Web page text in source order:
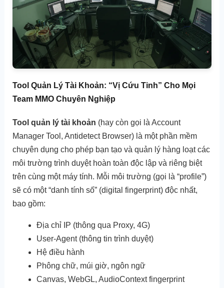
Tool Quản Lý Tài Khoản: “Vị Cứu Tinh” Cho Mọi
Team MMO Chuyên Nghiệp
Tool quản lý tài khoản (hay còn gọi là Account
Manager Tool, Antidetect Browser) là một phần mềm
chuyên dụng cho phép bạn tạo và quản lý hàng loạt các
môi trường trình duyệt hoàn toàn độc lập và riêng biệt
trên cùng một máy tính. Mỗi môi trường (gọi là “profile”)
sẽ có một “danh tính số” (digital fingerprint) độc nhất,
bao gồm:
Địa chỉ IP (thông qua Proxy, 4G)
User-Agent (thông tin trình duyệt)
Hệ điều hành
Phông chữ, múi giờ, ngôn ngữ
Canvas, WebGL, AudioContext fingerprint